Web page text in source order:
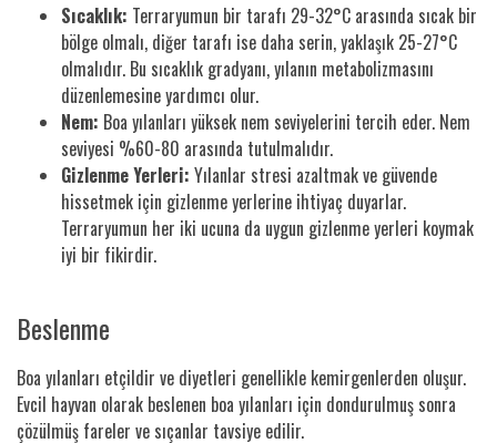
Sıcaklık: Terraryumun bir tarafı 29-32°C arasında sıcak bir
bölge olmalı, diğer tarafı ise daha serin, yaklaşık 25-27°C
olmalıdır. Bu sıcaklık gradyanı, yılanın metabolizmasını
düzenlemesine yardımcı olur.
Nem: Boa yılanları yüksek nem seviyelerini tercih eder. Nem
seviyesi %60-80 arasında tutulmalıdır.
Gizlenme Yerleri: Yılanlar stresi azaltmak ve güvende
hissetmek için gizlenme yerlerine ihtiyaç duyarlar.
Terraryumun her iki ucuna da uygun gizlenme yerleri koymak
iyi bir fikirdir.
Beslenme
Boa yılanları etçildir ve diyetleri genellikle kemirgenlerden oluşur.
Evcil hayvan olarak beslenen boa yılanları için dondurulmuş sonra
çözülmüş fareler ve sıçanlar tavsiye edilir.